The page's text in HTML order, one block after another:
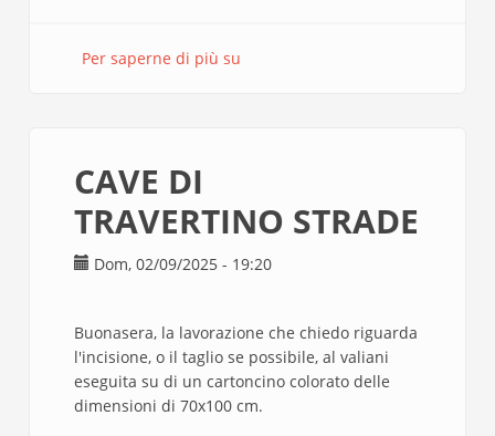
Per saperne di più su
CAVE DI
TRAVERTINO STRADE
Dom, 02/09/2025 - 19:20
Buonasera, la lavorazione che chiedo riguarda
l'incisione, o il taglio se possibile, al valiani
eseguita su di un cartoncino colorato delle
dimensioni di 70x100 cm.